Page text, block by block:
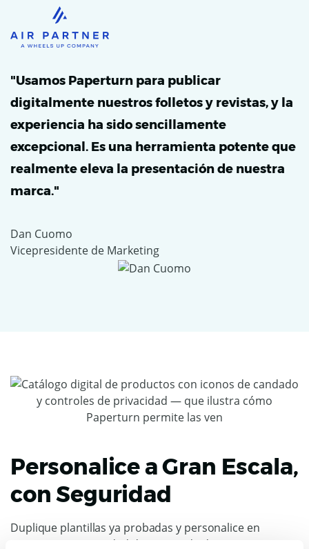
"Usamos Paperturn para publicar
digitalmente nuestros folletos y revistas, y la
experiencia ha sido sencillamente
excepcional. Es una herramienta potente que
realmente eleva la presentación de nuestra
marca."
Dan Cuomo
Vicepresidente de Marketing
Personalice a Gran Escala,
con Seguridad
Duplique plantillas ya probadas y personalice en
minutos, sin necesidad de equipo de diseño. Proteja